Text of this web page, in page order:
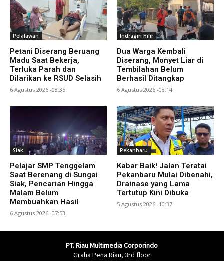
Pelalawan
Petani Diserang Beruang
Madu Saat Bekerja,
Terluka Parah dan
Dilarikan ke RSUD Selasih
6 Agustus 2026 -08:35
Indragiri Hilir
Dua Warga Kembali
Diserang, Monyet Liar di
Tembilahan Belum
Berhasil Ditangkap
6 Agustus 2026 -08:14
Siak
Pelajar SMP Tenggelam
Saat Berenang di Sungai
Siak, Pencarian Hingga
Malam Belum
Membuahkan Hasil
6 Agustus 2026 -07:53
Pekanbaru
Kabar Baik! Jalan Teratai
Pekanbaru Mulai Dibenahi,
Drainase yang Lama
Tertutup Kini Dibuka
5 Agustus 2026 -10:37
PT. Riau Multimedia Corporindo
Graha Pena Riau, 3rd floor